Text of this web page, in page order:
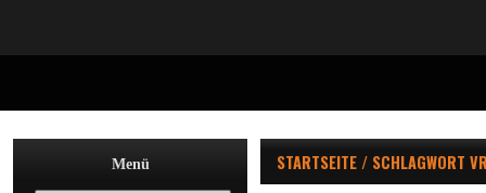
Menü STARTSEITE / SCHLAGWORT